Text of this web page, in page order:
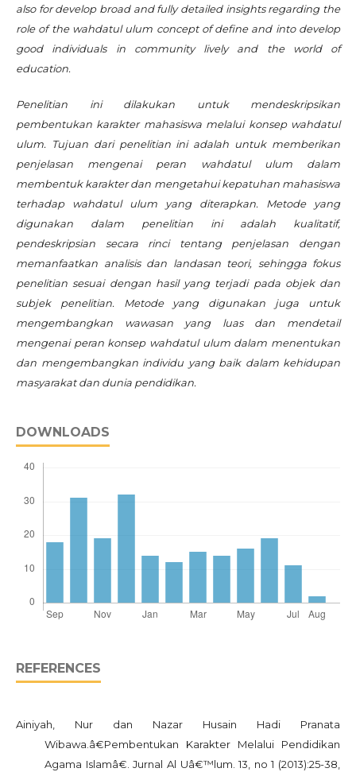
also for develop broad and fully detailed insights regarding the
role of the wahdatul ulum concept of define and into develop
good individuals in community lively and the world of
education.
Penelitian ini dilakukan untuk mendeskripsikan
pembentukan karakter mahasiswa melalui konsep wahdatul
ulum. Tujuan dari penelitian ini adalah untuk memberikan
penjelasan mengenai peran wahdatul ulum dalam
membentuk karakter dan mengetahui kepatuhan mahasiswa
terhadap wahdatul ulum yang diterapkan. Metode yang
digunakan dalam penelitian ini adalah kualitatif,
pendeskripsian secara rinci tentang penjelasan dengan
memanfaatkan analisis dan landasan teori, sehingga fokus
penelitian sesuai dengan hasil yang terjadi pada objek dan
subjek penelitian. Metode yang digunakan juga untuk
mengembangkan wawasan yang luas dan mendetail
mengenai peran konsep wahdatul ulum dalam menentukan
dan mengembangkan individu yang baik dalam kehidupan
masyarakat dan dunia pendidikan.
DOWNLOADS
REFERENCES
Ainiyah, Nur dan Nazar Husain Hadi Pranata
Wibawa.â€Pembentukan Karakter Melalui Pendidikan
Agama Islamâ€. Jurnal Al Uâ€™lum. 13, no 1 (2013):25-38,